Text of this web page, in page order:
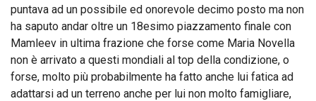
puntava ad un possibile ed onorevole decimo posto ma non
ha saputo andar oltre un 18esimo piazzamento finale con
Mamleev in ultima frazione che forse come Maria Novella
non è arrivato a questi mondiali al top della condizione, o
forse, molto più probabilmente ha fatto anche lui fatica ad
adattarsi ad un terreno anche per lui non molto famigliare,